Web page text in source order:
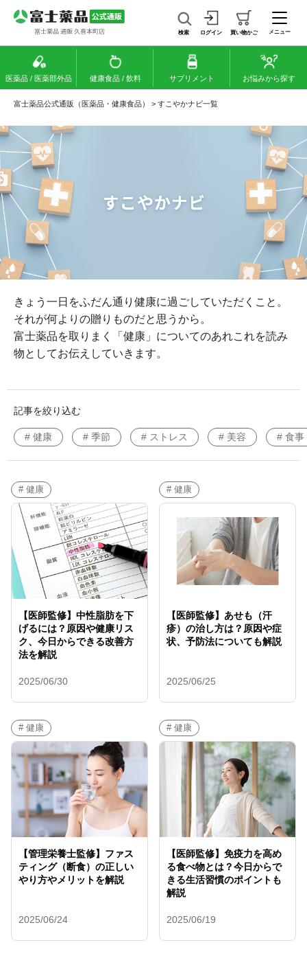
検索 ログイン 買い物かご メニュー
医薬品 / 医薬部外品 健康食品 / 飲料 サプリメント お悩みから探す
富士薬品公式通販（医薬品・健康食品） > すこやかナビ一覧
きょう一日をふだん通り健康に過ごしていただくこと。
それが何よりの贈りものだと思うから。
富士薬品を取りまく「健康」についてのあれこれを読み
物としてお伝えしていきます。
記事を絞り込む
# 健康 # 季節 # ストレス # 美容 # 食事
# 健康
【医師監修】中性脂肪を下
げるには？原因や健康リス
ク、今日からできる改善方
法を解説
2025/06/30
# 健康
【医師監修】あせも（汗
疹）の治し方は？原因や症
状、予防法についても解説
2025/06/25
# 健康
【管理栄養士監修】ファス
ティング（断食）の正しい
やり方やメリットを解説
2025/06/24
# 健康
【医師監修】免疫力を高め
る食べ物とは？今日からで
きる生活習慣のポイントも
解説
2025/06/19